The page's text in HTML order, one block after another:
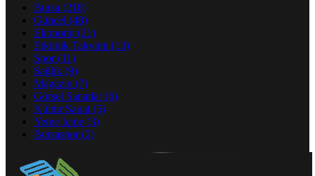
Bursa (218)
Güncel (48)
Ekonomi (21)
Etkinlik Takvimi (13)
Spor(11)
Sağlık (9)
Magazin (7)
Görsel Sanatlar(6)
Kültür Sanat (5)
Yeme İçme (3)
Bursaspor(2)